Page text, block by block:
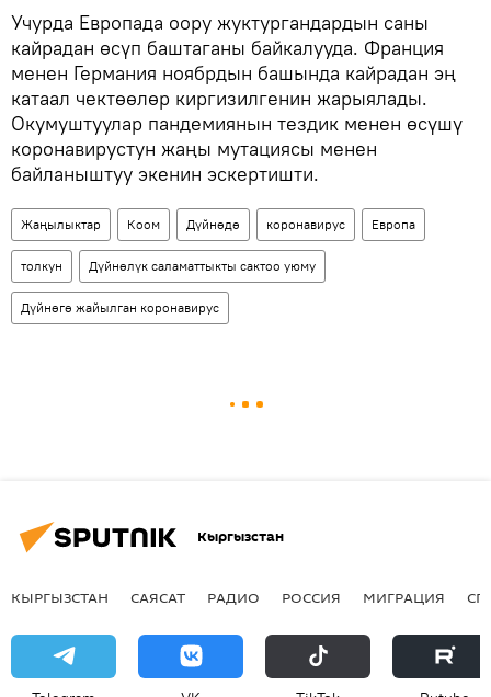
Учурда Европада оору жуктургандардын саны
кайрадан өсүп баштаганы байкалууда. Франция
менен Германия ноябрдын башында кайрадан эң
катаал чектөөлөр киргизилгенин жарыялады.
Окумуштуулар пандемиянын тездик менен өсүшү
коронавирустун жаңы мутациясы менен
байланыштуу экенин эскертишти.
Жаңылыктар Коом Дүйнөдө коронавирус Европа
толкун Дүйнөлүк саламаттыкты сактоо уюму
Дүйнөгө жайылган коронавирус
Кыргызстан
КЫРГЫЗСТАН САЯСАТ РАДИО РОССИЯ МИГРАЦИЯ